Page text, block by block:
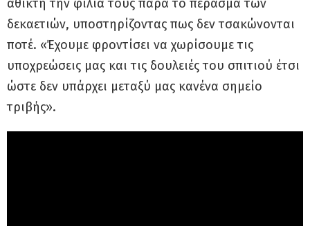
άθικτη την φιλιά τους παρά το πέρασμα των
δεκαετιών, υποστηρίζοντας πως δεν τσακώνονται
ποτέ. «Έχουμε φροντίσει να χωρίσουμε τις
υποχρεώσεις μας και τις δουλειές του σπιτιού έτσι
ώστε δεν υπάρχει μεταξύ μας κανένα σημείο
τριβής».